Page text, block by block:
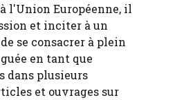
l'Union Européenne, il
et inciter à un
se consacrer à plein
en tant que
dans plusieurs
et ouvrages sur